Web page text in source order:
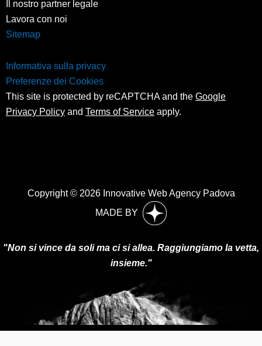
Il nostro partner legale
Lavora con noi
Sitemap
Informativa sulla privacy
Preferenze dei Cookies
This site is protected by reCAPTCHA and the Google
Privacy Policy and Terms of Service apply.
Copyright © 2026 Innovative Web Agency Padova
MADE BY
"Non si vince da soli ma ci si allea. Raggiungiamo la vetta,
insieme."